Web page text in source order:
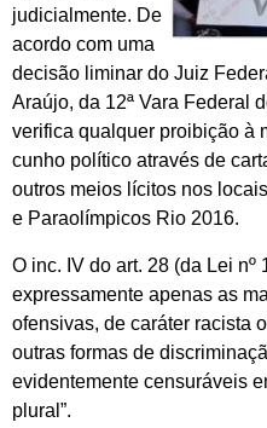
judicialmente. De
acordo com uma
decisão liminar do Juiz
Araújo, da 12ª Vara Federal
verifica qualquer proibição à
cunho político através de
outros meios lícitos nos
e Paraolímpicos Rio 2016.
O inc. IV do art. 28 (da Lei nº
expressamente apenas as
ofensivas, de caráter racista
outras formas de
evidentemente censuráveis
plural”.